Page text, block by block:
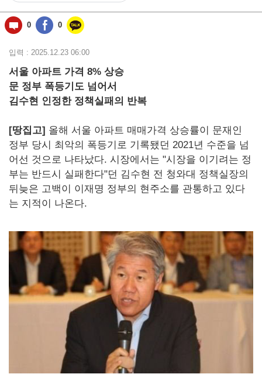
동)
0 0
입력 : 2025.12.23 06:00
서울 아파트 가격 8% 상승
문 정부 폭등기도 넘어서
김수현 인정한 정책실패의 반복
[땅집고] 올해 서울 아파트 매매가격 상승률이 문재인
정부 당시 최악의 폭등기로 기록됐던 2021년 수준을 넘
어선 것으로 나타났다. 시장에서는 "시장을 이기려는 정
부는 반드시 실패한다"던 김수현 전 청와대 정책실장의
뒤늦은 고백이 이재명 정부의 현주소를 관통하고 있다
는 지적이 나온다.